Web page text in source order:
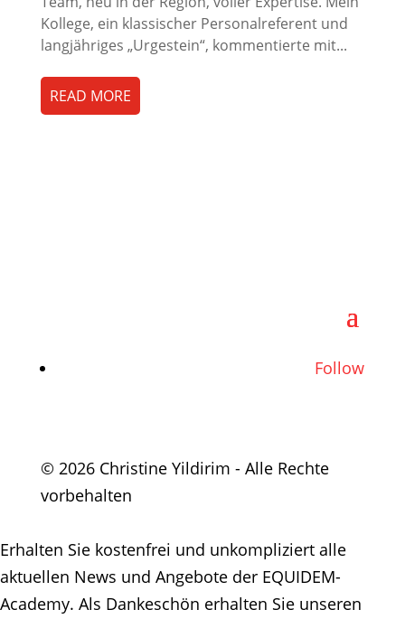
Kollege, ein klassischer Personalreferent und
langjähriges „Urgestein“, kommentierte mit...
READ MORE
Follow
© 2026 Christine Yildirim - Alle Rechte
vorbehalten
Erhalten Sie kostenfrei und unkompliziert alle
aktuellen News und Angebote der EQUIDEM-
Academy. Als Dankeschön erhalten Sie unseren